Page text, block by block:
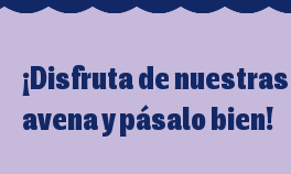
¡Disfruta de
avena y pásalo bien!